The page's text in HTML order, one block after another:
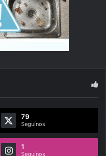
79
Seguínos
1
Seguínos